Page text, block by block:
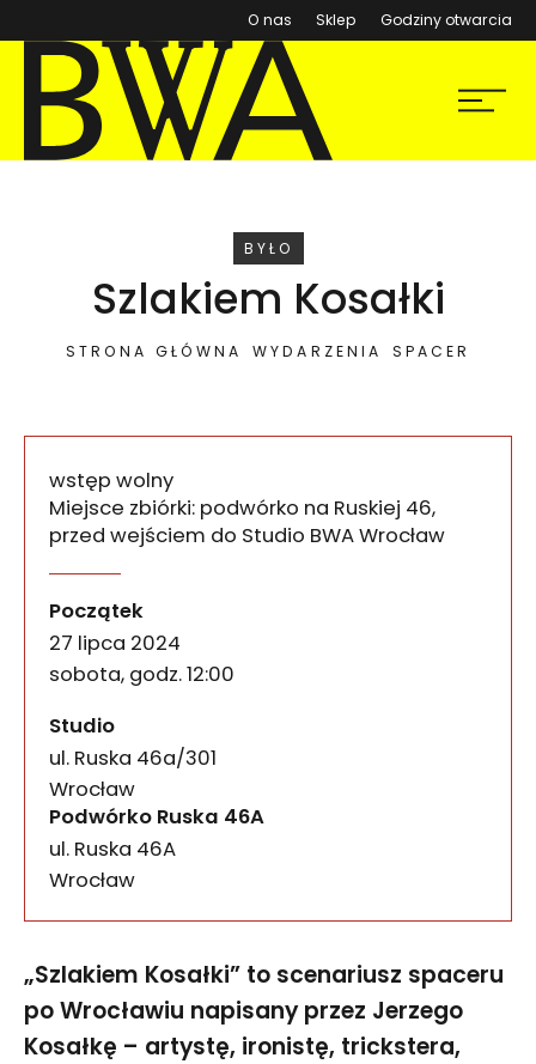
O nas Sklep (otwiera się w nowym
Godziny otwarcia
BWA Wrocław
Galerie Sztuki Współczesnej
Menu
WYDARZENIE
BYŁO
Szlakiem Kosałki
STRONA GŁÓWNA WYDARZENIA SPACER
wstęp wolny
Miejsce zbiórki: podwórko na Ruskiej 46,
przed wejściem do Studio BWA Wrocław
„Szlakiem Kosałki” to scenariusz spaceru po
Początek
27 lipca 2024
sobota, godz. 12:00
Studio
ul. Ruska 46a/301
50-079
Wrocław
Podwórko Ruska 46A
ul. Ruska 46A
50-079
Wrocław
„Szlakiem Kosałki” to scenariusz spaceru
po Wrocławiu napisany przez Jerzego
Kosałkę – artystę, ironistę, trickstera,